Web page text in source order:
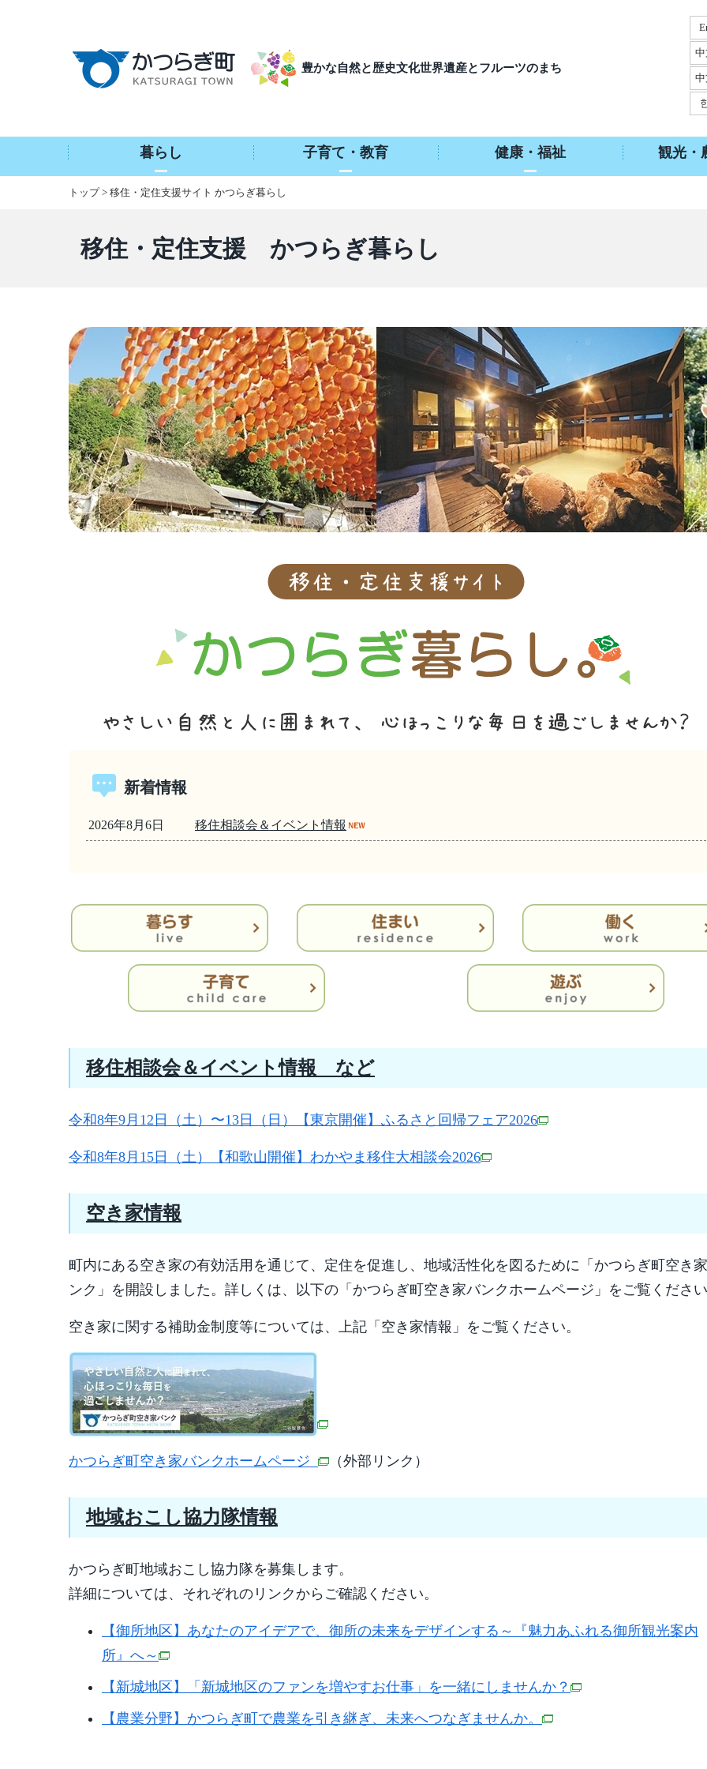
豊かな自然と歴史文化世界遺産とフルーツのまち
暮らし 子育て・教育 健康・福祉 観光・
トップ> 移住・定住支援サイト かつらぎ暮らし
移住・定住支援 かつらぎ暮らし
新着情報
2026年8月6日 移住相談会＆イベント情報
移住相談会＆イベント情報 など
令和8年9月12日（土）〜13日（日）【東京開催】ふるさと回帰フェア2026
令和8年8月15日（土）【和歌山開催】わかやま移住大相談会2026
空き家情報
町内にある空き家の有効活用を通じて、定住を促進し、地域活性化を図るために「かつらぎ町空き
ンク」を開設しました。詳しくは、以下の「かつらぎ町空き家バンクホームページ」をご覧ください
空き家に関する補助金制度等については、上記「空き家情報」をご覧ください。
かつらぎ町空き家バンクホームページ （外部リンク）
地域おこし協力隊情報
かつらぎ町地域おこし協力隊を募集します。
詳細については、それぞれのリンクからご確認ください。
【御所地区】あなたのアイデアで、御所の未来をデザインする～『魅力あふれる御所観光案内
所』へ～
【新城地区】「新城地区のファンを増やすお仕事」を一緒にしませんか？
【農業分野】かつらぎ町で農業を引き継ぎ、未来へつなぎませんか。